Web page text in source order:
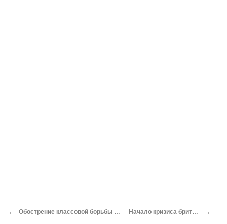
← Обострение классовой борьбы накануне первой мировой войны Начало кризиса британского империализма →